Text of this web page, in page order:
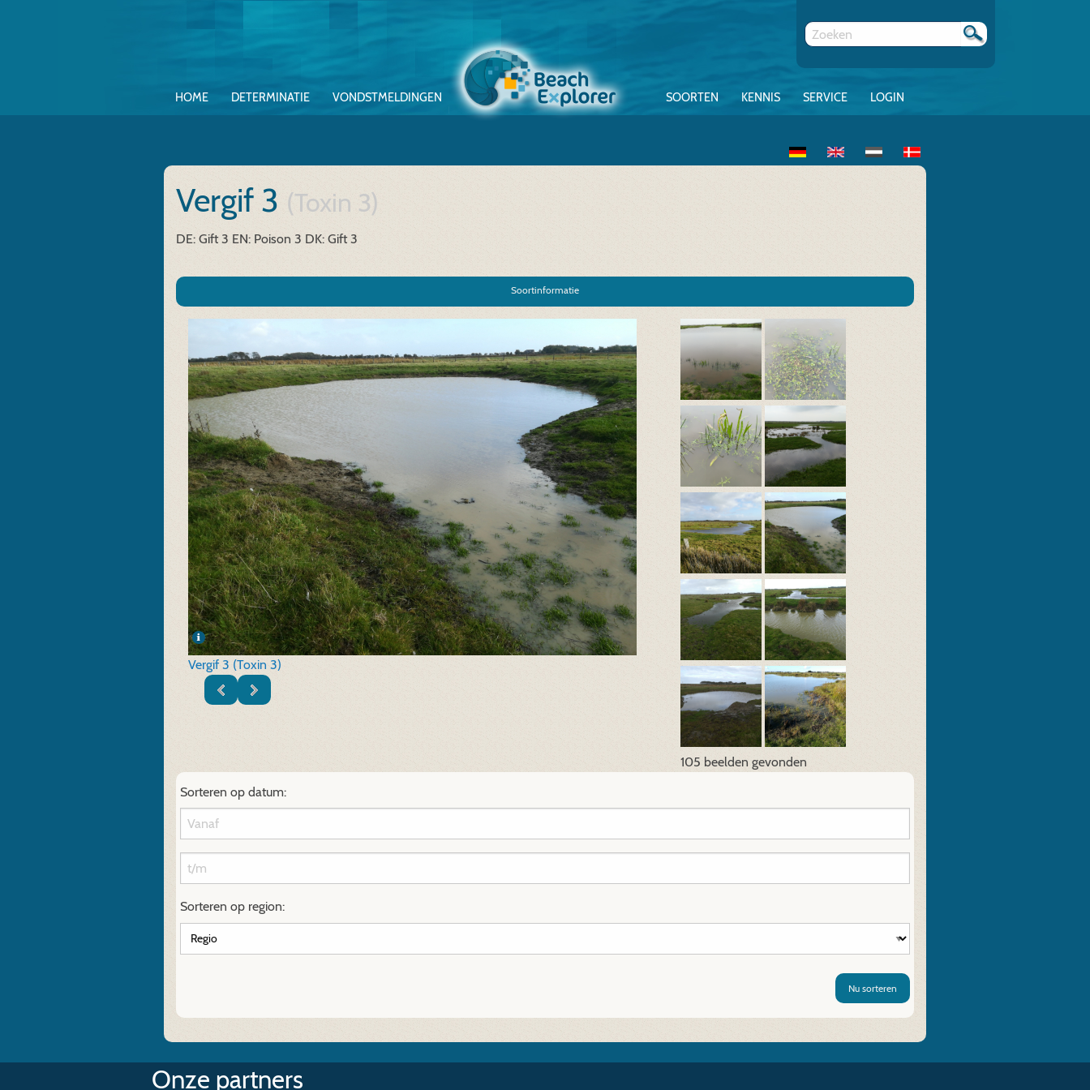
HOME DETERMINATIE VONDSTMELDINGEN SOORTEN KENNIS SERVICE LOGIN
Vergif 3 (Toxin 3)
DE: Gift 3 EN: Poison 3 DK: Gift 3
Soortinformatie
Vergif 3 (Toxin 3)
105 beelden gevonden
Sorteren op datum:
Sorteren op region:
Nu sorteren
Onze partners